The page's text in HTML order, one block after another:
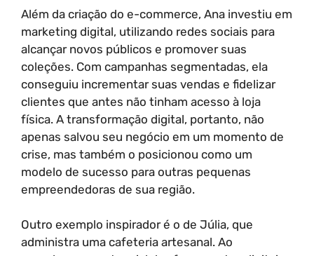
Além da criação do e-commerce, Ana investiu em
marketing digital, utilizando redes sociais para
alcançar novos públicos e promover suas
coleções. Com campanhas segmentadas, ela
conseguiu incrementar suas vendas e fidelizar
clientes que antes não tinham acesso à loja
física. A transformação digital, portanto, não
apenas salvou seu negócio em um momento de
crise, mas também o posicionou como um
modelo de sucesso para outras pequenas
empreendedoras de sua região.
Outro exemplo inspirador é o de Júlia, que
administra uma cafeteria artesanal. Ao